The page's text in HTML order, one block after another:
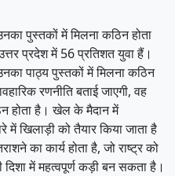
पुस्तकों में मिलना कठिन होता
प्रदेश में 56 प्रतिशत युवा हैं।
पाठ्य पुस्तकों में मिलना कठिन
रणनीति बताई जाएगी, वह
होता है। खेल के मैदान में
खिलाड़ी को तैयार किया जाता है
का कार्य होता है, जो राष्ट्र को
में महत्वपूर्ण कड़ी बन सकता है।